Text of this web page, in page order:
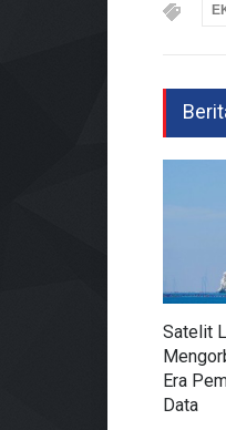
Satelit
Era
Data